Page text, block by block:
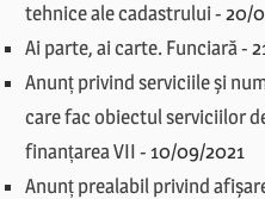
tehnice ale cadastrului-20/
Ai parte, ai carte. Funciară-
Anunț privind serviciile și
care fac obiectul serviciilor
finanțarea VII - 10/09/2021
Anunț prealabil privind